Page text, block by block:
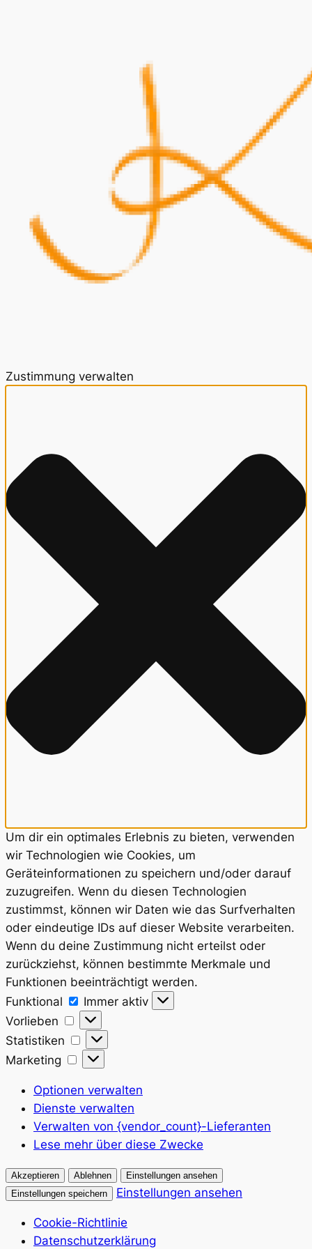
Zustimmung verwalten
Um dir ein optimales Erlebnis zu bieten, verwenden
wir Technologien wie Cookies, um
Geräteinformationen zu speichern und/oder darauf
zuzugreifen. Wenn du diesen Technologien
zustimmst, können wir Daten wie das Surfverhalten
oder eindeutige IDs auf dieser Website verarbeiten.
Wenn du deine Zustimmung nicht erteilst oder
zurückziehst, können bestimmte Merkmale und
Funktionen beeinträchtigt werden.
Funktional
Funktional
Immer aktiv
Vorlieben
Vorlieben
Statistiken
Statistiken
Marketing
Marketing
Optionen verwalten
Dienste verwalten
Verwalten von {vendor_count}-Lieferanten
Lese mehr über diese Zwecke
Akzeptieren Ablehnen
Einstellungen ansehen
Einstellungen speichern
Einstellungen ansehen
Cookie-Richtlinie
Datenschutzerklärung